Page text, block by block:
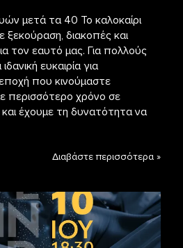
μετά τα 40 Το καλοκαίρι
ξεκούραση, διακοπές και
τον εαυτό μας. Για πολλούς
ευκαιρία για
εποχή που κινούμαστε
περισσότερο χρόνο σε
έχουμε τη δυνατότητα να
Διαβάστε περισσότερα »